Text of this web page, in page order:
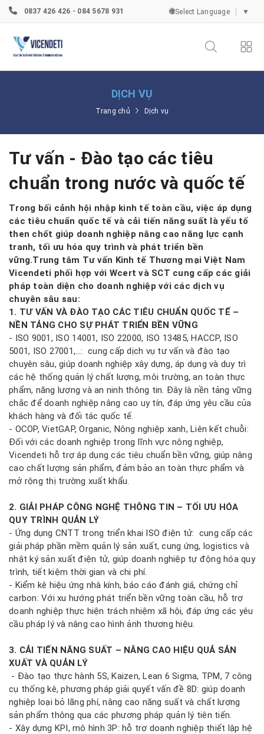
0837 426 426 - 084 5678 931 🌐Select Language ▼
DỊCH VỤ
Trang chủ Dịch vụ
Tư vấn - Đào tạo các tiêu
chuẩn trong nước và quốc tế
Trong bối cảnh hội nhập kinh tế toàn cầu, việc áp dụng
các tiêu chuẩn quốc tế và cải tiến năng suất là yếu tố
then chốt giúp doanh nghiệp nâng cao năng lực cạnh
tranh, tối ưu hóa quy trình và phát triển bền
vững.Trung tâm Tư vấn Kinh tế Thương mại Việt Nam
Vicendeti phối hợp với Wcert và SCT cung cấp các giải
pháp toàn diện cho doanh nghiệp với các dịch vụ
chuyên sâu sau:
1. TƯ VẤN VÀ ĐÀO TẠO CÁC TIÊU CHUẨN QUỐC TẾ –
NỀN TẢNG CHO SỰ PHÁT TRIỂN BỀN VỮNG
- ISO 9001, ISO 14001, ISO 22000, ISO 13485, HACCP, ISO
5001, ISO 27001,…: cung cấp dịch vụ tư vấn và đào tạo
chuyên sâu, giúp doanh nghiệp xây dựng, áp dụng và duy trì
các hệ thống quản lý chất lượng, môi trường, an toàn thực
phẩm, năng lượng và an ninh thông tin. Đây là nền tảng vững
chắc để doanh nghiệp nâng cao uy tín, đáp ứng yêu cầu của
khách hàng và đối tác quốc tế.
- OCOP, VietGAP, Organic, Nông nghiệp xanh, Liên kết chuỗi:
Đối với các doanh nghiệp trong lĩnh vực nông nghiệp,
Vicendeti hỗ trợ áp dụng các tiêu chuẩn bền vững, giúp nâng
cao chất lượng sản phẩm, đảm bảo an toàn thực phẩm và
mở rộng thị trường xuất khẩu.
2. GIẢI PHÁP CÔNG NGHỆ THÔNG TIN – TỐI ƯU HÓA
QUY TRÌNH QUẢN LÝ
- Ứng dụng CNTT trong triển khai ISO điện tử: cung cấp các
giải pháp phần mềm quản lý sản xuất, cung ứng, logistics và
nhật ký sản xuất điện tử, giúp doanh nghiệp tự động hóa quy
trình, tiết kiệm thời gian và chi phí.
- Kiểm kê hiệu ứng nhà kính, báo cáo đánh giá, chứng chỉ
carbon: Với xu hướng phát triển bền vững toàn cầu, hỗ trợ
doanh nghiệp thực hiện trách nhiệm xã hội, đáp ứng các yêu
cầu pháp lý và nâng cao hình ảnh thương hiệu.
3. CẢI TIẾN NĂNG SUẤT – NÂNG CAO HIỆU QUẢ SẢN
XUẤT VÀ QUẢN LÝ
- Đào tạo thực hành 5S, Kaizen, Lean 6 Sigma, TPM, 7 công
cụ thống kê, phương pháp giải quyết vấn đề 8D: giúp doanh
nghiệp loại bỏ lãng phí, nâng cao năng suất và chất lượng
sản phẩm thông qua các phương pháp quản lý tiên tiến.
- Xây dựng KPI, mô hình 3P: hỗ trợ doanh nghiệp thiết lập hệ